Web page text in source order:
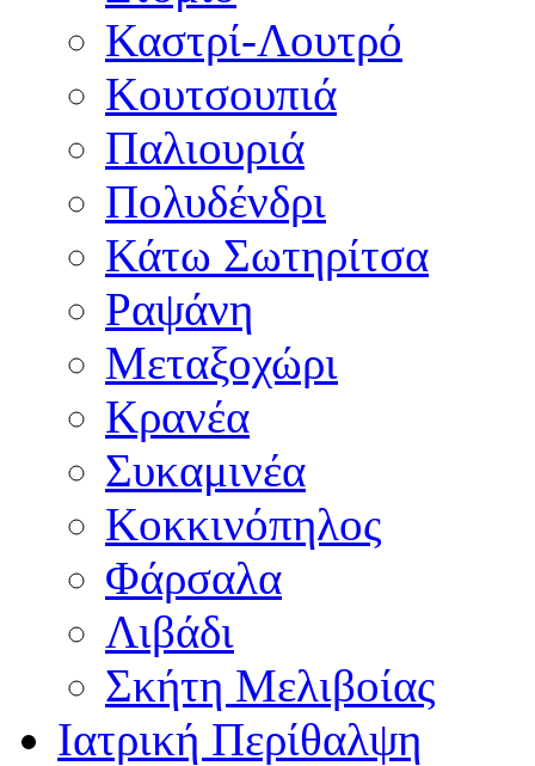
Καστρί-Λουτρό
Κουτσουπιά
Παλιουριά
Πολυδένδρι
Κάτω Σωτηρίτσα
Ραψάνη
Μεταξοχώρι
Κρανέα
Συκαμινέα
Κοκκινόπηλος
Φάρσαλα
Λιβάδι
Σκήτη Μελιβοίας
Ιατρική Περίθαλψη